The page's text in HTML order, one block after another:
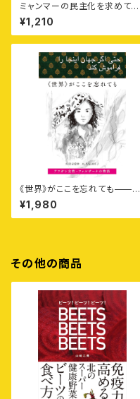
ミャンマーの民主化を求めて
——立ち上がる在日ミャンマー
人と日本の市民社会［寿郎社ブ
ックレット6］
¥1,210
《世界》がここを忘れても——ア
フガン女性ファルザーナの物語
¥1,980
その他の商品